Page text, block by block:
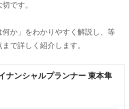
です。
か」をわかりやすく解説し、等
で詳しく紹介します。
ナンシャルプランナー 東本隼